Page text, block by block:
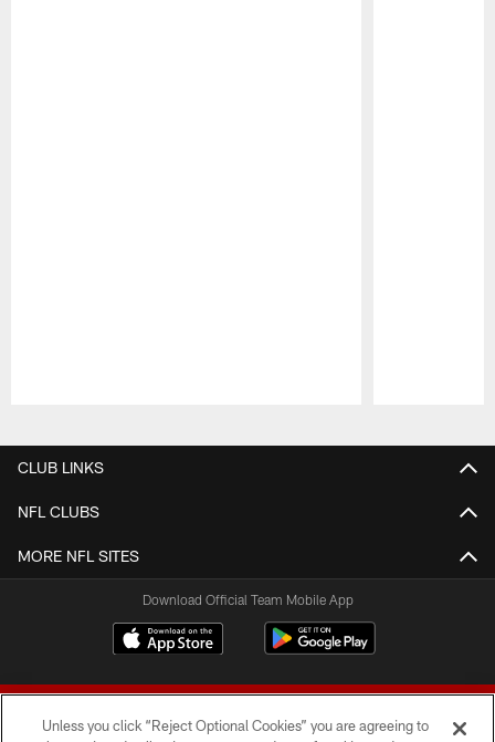
CLUB LINKS
NFL CLUBS
MORE NFL SITES
Download Official Team Mobile App
Unless you click “Reject Optional Cookies” you are agreeing to